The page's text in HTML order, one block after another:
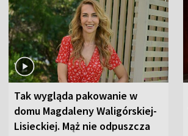
Tak wygląda pakowanie w
domu Magdaleny Waligórskiej-
Lisieckiej. Mąż nie odpuszcza